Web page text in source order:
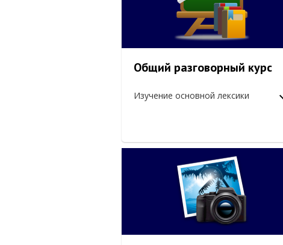
Общий разговорный курс
Изучение основной лексики